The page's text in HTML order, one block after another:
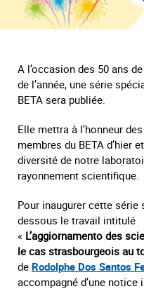
A l’occasion des 50 ans
de l’année, une série
BETA sera publiée.
Elle mettra à l’honneur
membres du BETA d’hier
diversité de notre
rayonnement scientifique.
Pour inaugurer cette série
dessous le travail intitulé
« L’aggiornamento des
le cas strasbourgeois au
de Rodolphe Dos Santos
accompagné d’une notice